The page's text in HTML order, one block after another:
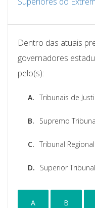
Dentro das atuais
governadores
pelo(s):
A. Tribunais de
B. Supremo
C. Tribunal
D. Superior
A B